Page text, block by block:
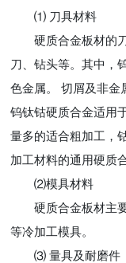
⑴ 刀具材料
硬质合金板材的刀
刀、钻头等。其中，
色金属。 切屑及非金
钨钛钴硬质合金适用
量多的适合粗加工，
加工材料的通用硬质
⑵模具材料
硬质合金板材主要
等冷加工模具。
⑶ 量具及耐磨件